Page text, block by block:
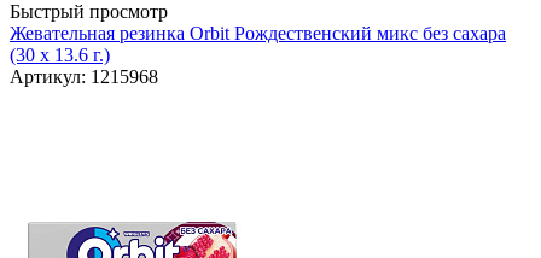
Быстрый просмотр
Жевательная резинка Orbit Рождественский микс без сахара
(30 х 13.6 г.)
Артикул: 1215968